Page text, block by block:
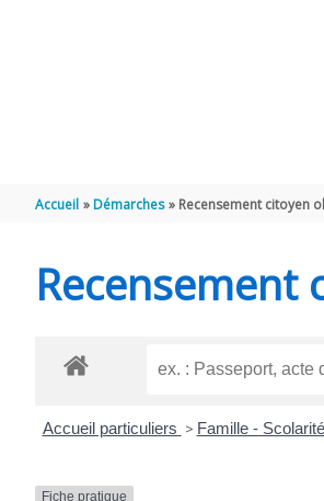
Accueil Démarches Recensement citoyen
Recensement
Accueil particuliers > Famille - Scolarité
Fiche pratique